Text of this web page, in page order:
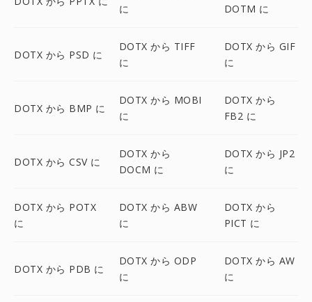
に
DOTM に
DOTX から PSD に
DOTX から TIFF
に
DOTX から GIF
に
DOTX から BMP に
DOTX から MOBI
に
DOTX から
FB2 に
DOTX から CSV に
DOTX から
DOCM に
DOTX から JP2
に
DOTX から POTX
に
DOTX から ABW
に
DOTX から
PICT に
DOTX から PDB に
DOTX から ODP
に
DOTX から AW
に